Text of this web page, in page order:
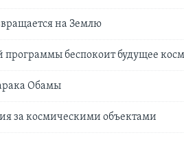
на Землю
программы беспокоит будущее
Обамы
за космическими объектами